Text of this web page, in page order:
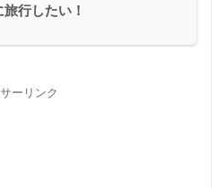
行したい！
ーリンク